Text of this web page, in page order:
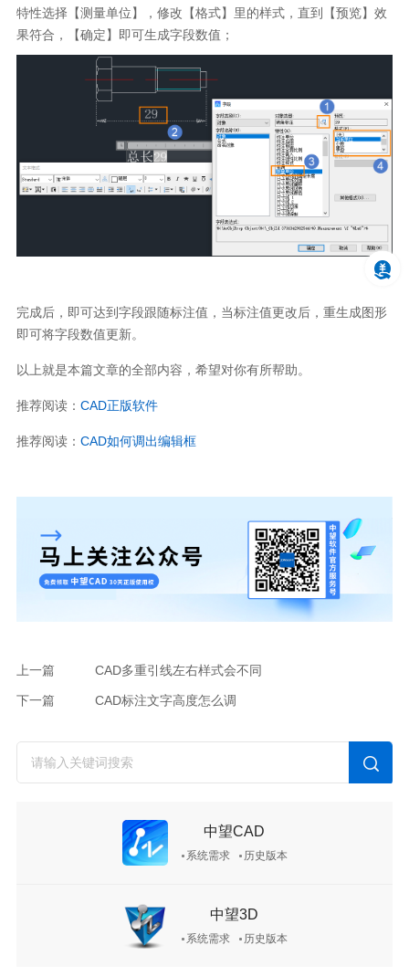
特性选择【测量单位】，修改【格式】里的样式，直到【预览】效
果符合，【确定】即可生成字段数值；
完成后，即可达到字段跟随标注值，当标注值更改后，重生成图形
即可将字段数值更新。
以上就是本篇文章的全部内容，希望对你有所帮助。
推荐阅读： CAD正版软件
推荐阅读： CAD如何调出编辑框
上一篇 CAD多重引线左右样式会不同
下一篇 CAD标注文字高度怎么调
中望CAD
系统需求 历史版本
中望3D
系统需求 历史版本